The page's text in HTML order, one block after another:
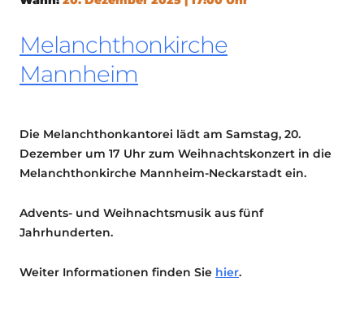
Melanchthonkirche
Mannheim
Die Melanchthonkantorei lädt am Samstag, 20.
Dezember um 17 Uhr zum Weihnachtskonzert in die
Melanchthonkirche Mannheim-Neckarstadt ein.
Advents- und Weihnachtsmusik aus fünf
Jahrhunderten.
Weiter Informationen finden Sie hier.